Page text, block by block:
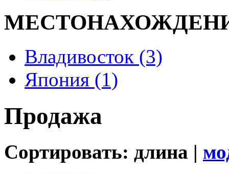
Владивосток (3)
Япония (1)
Продажа
Сортировать: длина |